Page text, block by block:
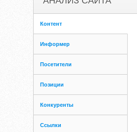
Контент
Информер
Посетители
Позиции
Конкуренты
Ссылки